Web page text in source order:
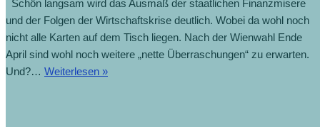
Schön langsam wird das Ausmaß der staatlichen Finanzmisere
und der Folgen der Wirtschaftskrise deutlich. Wobei da wohl noch
nicht alle Karten auf dem Tisch liegen. Nach der Wienwahl Ende
April sind wohl noch weitere „nette Überraschungen“ zu erwarten.
Und?… Weiterlesen »